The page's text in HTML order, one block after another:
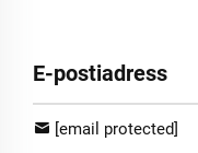
E-postiadress
[email protected]